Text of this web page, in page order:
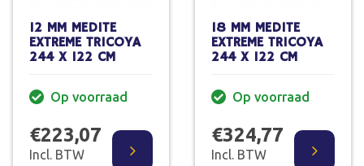
12 MM MEDITE
EXTREME TRICOYA
244 X 122 CM
Op voorraad
€223,07
Incl. BTW
18 MM MEDITE
EXTREME TRICOYA
244 X 122 CM
Op voorraad
€324,77
Incl. BTW